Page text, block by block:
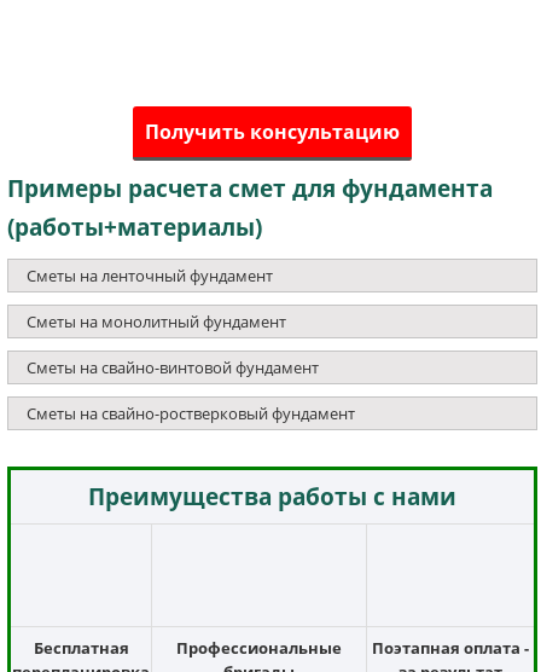
Получить консультацию
Примеры расчета смет для фундамента
(работы+материалы)
Сметы на ленточный фундамент
Сметы на монолитный фундамент
Сметы на свайно-винтовой фундамент
Сметы на свайно-ростверковый фундамент
Преимущества работы с нами
Бесплатная
Профессиональные
Поэтапная оплата -